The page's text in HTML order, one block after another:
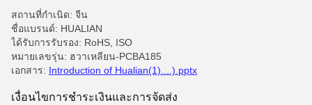
สถานที่กำเนิด: จีน
ชื่อแบรนด์: HUALIAN
ได้รับการรับรอง: RoHS, ISO
หมายเลขรุ่น: ฮวาเหลียน-PCBA185
เอกสาร: Introduction of Hualian(1)....).pptx
เงื่อนไขการชําระเงินและการจัดส่ง